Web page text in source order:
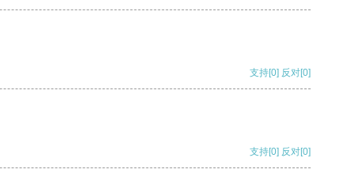
支持[0] 反对[0]
支持[0] 反对[0]